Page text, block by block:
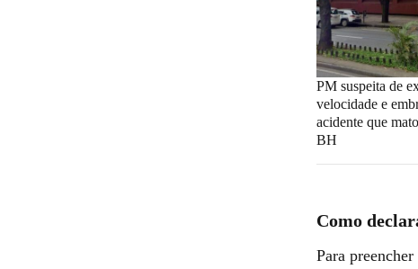
PM suspeita de
velocidade e
acidente que
BH
Como
Para